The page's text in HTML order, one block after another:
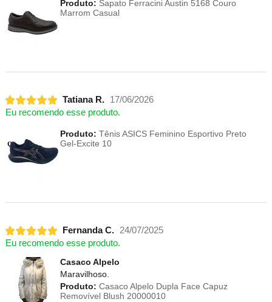
Produto: Sapato Ferracini Austin 5168 Couro
Marrom Casual
Tatiana R.
17/06/2026
Eu recomendo esse produto.
Produto: Tênis ASICS Feminino Esportivo Preto
Gel-Excite 10
Fernanda C.
24/07/2025
Eu recomendo esse produto.
Casaco Alpelo
Maravilhoso.
Produto: Casaco Alpelo Dupla Face Capuz
Removível Blush 20000010